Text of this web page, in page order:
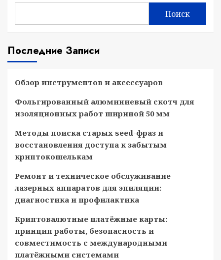
Поиск
Последние Записи
Обзор инструментов и аксессуаров
Фольгированный алюминиевый скотч для
изоляционных работ шириной 50 мм
Методы поиска старых seed-фраз и
восстановления доступа к забытым
криптокошелькам
Ремонт и техническое обслуживание
лазерных аппаратов для эпиляции:
диагностика и профилактика
Криптовалютные платёжные карты:
принцип работы, безопасность и
совместимость с международными
платёжными системами